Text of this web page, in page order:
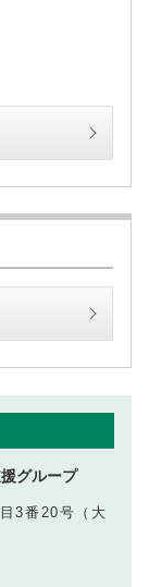
グループ
3番20号（大